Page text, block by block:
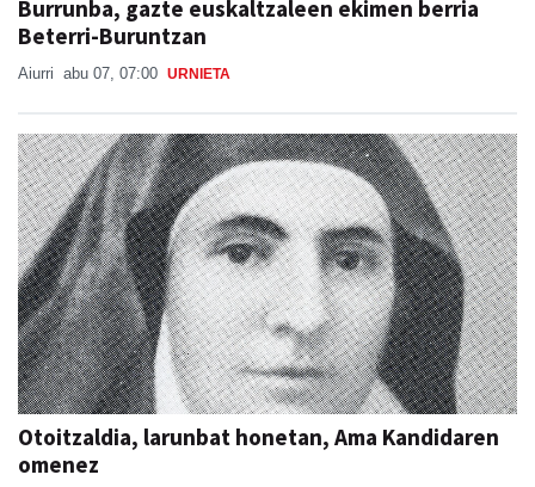
Aiurri abu 07, 07:00 URNIETA
Otoitzaldia, larunbat honetan, Ama Kandidaren
omenez
Berrozpeko Jesusen Alaben Elkartea abu 07, 09:25 ANDOAIN